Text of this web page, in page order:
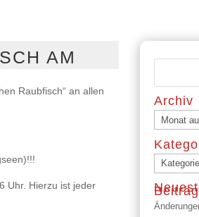
AM
Raubfisch“ an allen
Uhr. Hierzu ist jeder
Archiv
Archiv
Kategorien